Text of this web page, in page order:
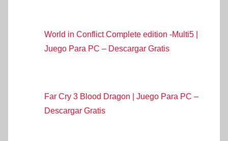
World in Conflict Complete edition -Multi5 |
Juego Para PC – Descargar Gratis
Far Cry 3 Blood Dragon | Juego Para PC –
Descargar Gratis